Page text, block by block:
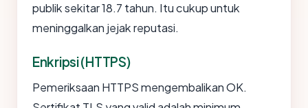
publik sekitar 18.7 tahun. Itu cukup untuk
meninggalkan jejak reputasi.
Enkripsi (HTTPS)
Pemeriksaan HTTPS mengembalikan OK.